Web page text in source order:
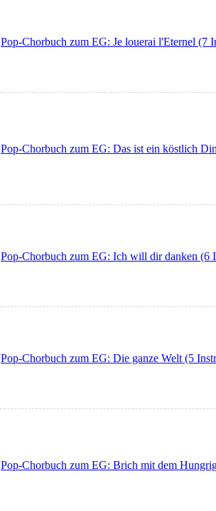
Pop-Chorbuch zum EG: Je louerai l'Eternel (7
Pop-Chorbuch zum EG: Das ist ein köstlich
Pop-Chorbuch zum EG: Ich will dir danken (6
Pop-Chorbuch zum EG: Die ganze Welt (5
Pop-Chorbuch zum EG: Brich mit dem